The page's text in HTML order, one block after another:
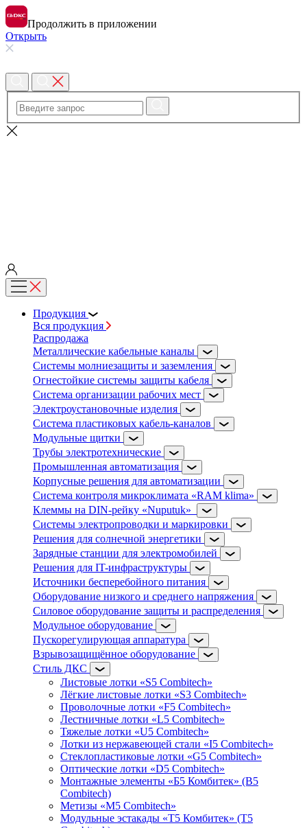
Продолжить в приложении
Открыть
Продукция
Вся продукция
Распродажа
Металлические кабельные каналы
Системы молниезащиты и заземления
Огнестойкие системы защиты кабеля
Система организации рабочих мест
Электроустановочные изделия
Система пластиковых кабель-каналов
Модульные щитки
Трубы электротехнические
Промышленная автоматизация
Корпусные решения для автоматизации
Система контроля микроклимата «RAM klima»
Клеммы на DIN-рейку «Nuputuk»
Системы электропроводки и маркировки
Решения для солнечной энергетики
Зарядные станции для электромобилей
Решения для IT-инфраструктуры
Источники бесперебойного питания
Оборудование низкого и среднего напряжения
Силовое оборудование защиты и распределения
Модульное оборудование
Пускорегулирующая аппаратура
Взрывозащищённое оборудование
Стиль ДКС
Листовые лотки «S5 Combitech»
Лёгкие листовые лотки «S3 Combitech»
Проволочные лотки «F5 Combitech»
Лестничные лотки «L5 Combitech»
Тяжелые лотки «U5 Combitech»
Лотки из нержавеющей стали «I5 Combitech»
Стеклопластиковые лотки «G5 Combitech»
Оптические лотки «D5 Combitech»
Монтажные элементы «Б5 Комбитек» (B5
Combitech)
Метизы «M5 Combitech»
Модульные эстакады «Т5 Комбитек» (T5